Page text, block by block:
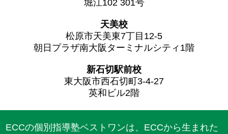
堀江102 301号
天美校
松原市天美東7丁目12-5
朝日プラザ南大阪ターミナルシティ1階
新石切駅前校
東大阪市西石切町3-4-27
英和ビル2階
ECCの個別指導塾ベストワンは、ECCから生まれた